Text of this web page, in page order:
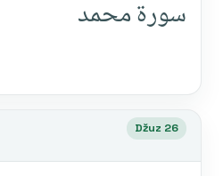
سورة محمد
Džuz 26